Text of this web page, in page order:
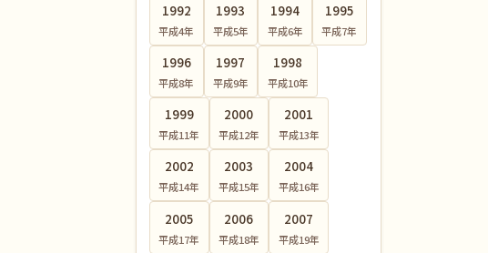
1992
平成4年
1993
平成5年
1994
平成6年
1995
平成7年
1996
平成8年
1997
平成9年
1998
平成10年
1999
平成11年
2000
平成12年
2001
平成13年
2002
平成14年
2003
平成15年
2004
平成16年
2005
平成17年
2006
平成18年
2007
平成19年